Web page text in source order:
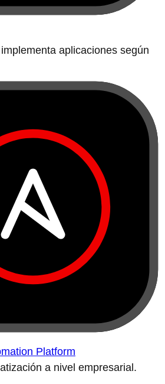
aplicaciones según
Platform
a nivel empresarial.